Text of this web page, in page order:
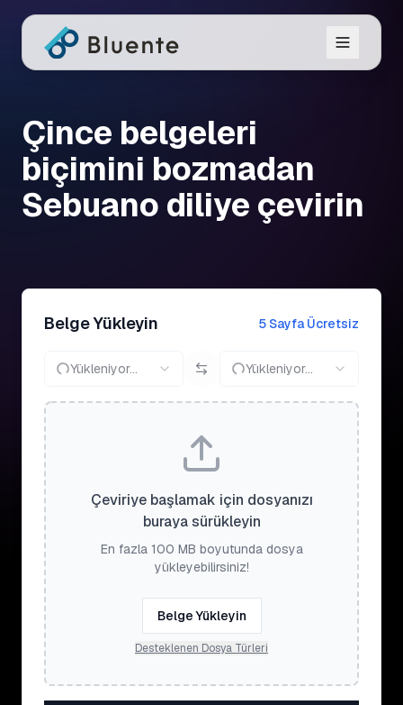
Çince belgeleri
biçimini bozmadan
Sebuano diliye çevirin
Belge Yükleyin 5 Sayfa Ücretsiz
Yükleniyor... Yükleniyor...
Çeviriye başlamak için dosyanızı
buraya sürükleyin
En fazla 100 MB boyutunda dosya
yükleyebilirsiniz!
Belge Yükleyin
Desteklenen Dosya Türleri